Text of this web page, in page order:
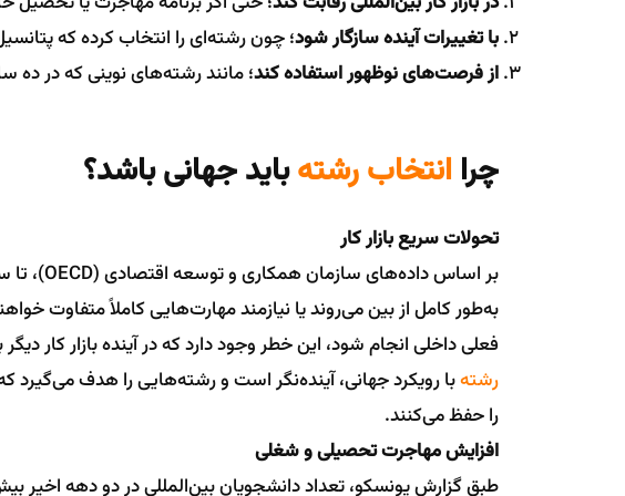
با تغییرات آینده سازگار شود؛ چون رشته‌ای را انتخاب کرده که
از فرصت‌های نوظهور استفاده کند؛ مانند رشته‌های نوینی که در
چرا انتخاب رشتهباید جهانی باشد؟
تحولات سریع بازار کار
به‌طور کامل از بین می‌روند یا نیازمند مهارت‌هایی کاملاً متفاوت
فعلی داخلی انجام شود، این خطر وجود دارد که در آینده بازار کار
رشتهبا رویکرد جهانی، آینده‌نگر است و رشته‌هایی را هدف می‌گیرد
را حفظ می‌کنند.
افزایش مهاجرت تحصیلی و شغلی
طبق گزارش یونسکو، تعداد دانشجویان بین‌المللی در دو دهه اخیر